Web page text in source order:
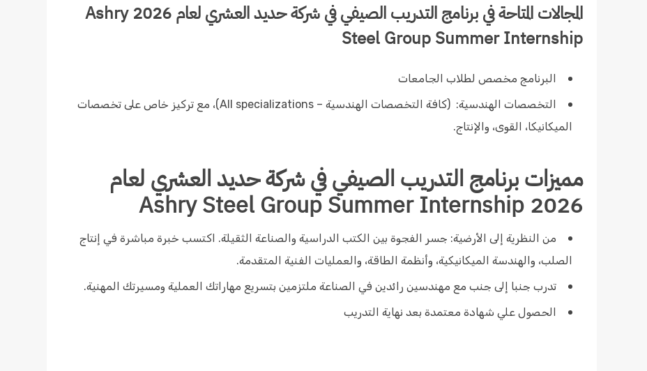
المجالات المتاحة في برنامج التدريب الصيفي في شركة حديد العشري لعام 2026 Ashry
Steel Group Summer Internship
البرنامج مخصص لطلاب الجامعات
التخصصات الهندسية: (كافة التخصصات الهندسية – All specializations)، مع تركيز خاص على تخصصات
الميكانيكا، القوى، والإنتاج.
مميزات برنامج التدريب الصيفي في شركة حديد العشري لعام
2026 Ashry Steel Group Summer Internship
من النظرية إلى الأرضية: جسر الفجوة بين الكتب الدراسية والصناعة الثقيلة. اكتسب خبرة مباشرة في إنتاج
الصلب، والهندسة الميكانيكية، وأنظمة الطاقة، والعمليات الفنية المتقدمة.
تدرب جنبا إلى جنب مع مهندسين رائدين في الصناعة ملتزمين بتسريع مهاراتك العملية ومسيرتك المهنية.
الحصول علي شهادة معتمدة بعد نهاية التدريب